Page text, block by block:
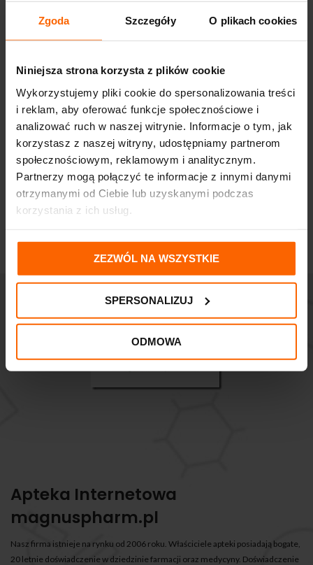
Zgoda Szczegóły O plikach cookies
Niniejsza strona korzysta z plików cookie
Wykorzystujemy pliki cookie do spersonalizowania treści
i reklam, aby oferować funkcje społecznościowe i
analizować ruch w naszej witrynie. Informacje o tym, jak
korzystasz z naszej witryny, udostępniamy partnerom
społecznościowym, reklamowym i analitycznym.
Partnerzy mogą połączyć te informacje z innymi danymi
otrzymanymi od Ciebie lub uzyskanymi podczas
korzystania z ich usług.
ZEZWÓL NA WSZYSTKIE
SPERSONALIZUJ
ODMOWA
Apteka Internetowa
magnuspharm.pl
Nasz firma istnieje na rynku od 2006 roku. Właściciele apteki posiadają bogate,
20 letnie doświadczenie w dziedzinie farmacji oraz medycyny. Doświadczenie